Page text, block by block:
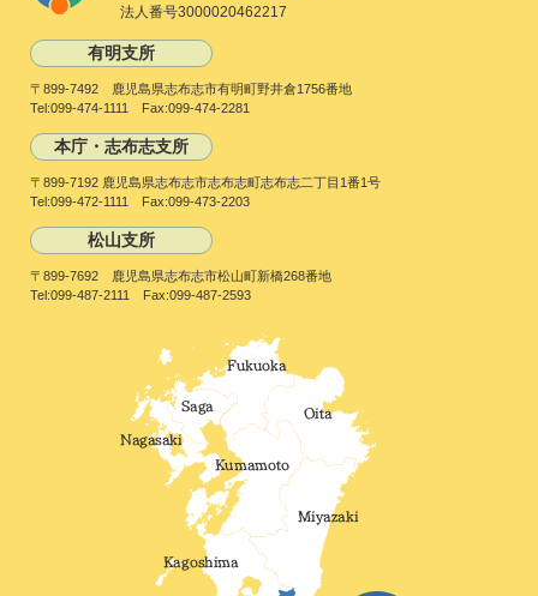
法人番号3000020462217
有明支所
〒899-7492 鹿児島県志布志市有明町野井倉1756番地
Tel:099-474-1111 Fax:099-474-2281
本庁・志布志支所
〒899-7192 鹿児島県志布志市志布志町志布志二丁目1番1号
Tel:099-472-1111 Fax:099-473-2203
松山支所
〒899-7692 鹿児島県志布志市松山町新橋268番地
Tel:099-487-2111 Fax:099-487-2593